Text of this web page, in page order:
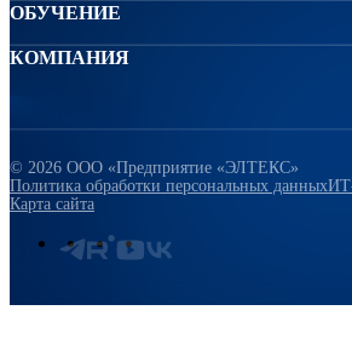
ОБУЧЕНИЕ
КОМПАНИЯ
© 2026 ООО «Предприятие «ЭЛТЕКС»
Политика обработки персональных данных
Карта сайта